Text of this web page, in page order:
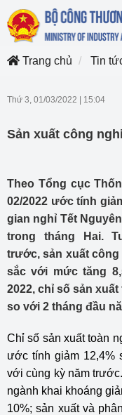
Trang chủ
Tin
Thứ 3, 01/03/2022 15:04
Sản xuất công
Theo Tổng cục
02/2022 ước tính
gian nghỉ Tết
trong tháng Hai.
trước, sản xuất công
sắc với mức tăng
2022, chỉ số sản
so với 2 tháng đầu
Chỉ số sản xuất toàn
ước tính giảm
với cùng kỳ năm
ngành khai khoáng
10%; sản xuất và